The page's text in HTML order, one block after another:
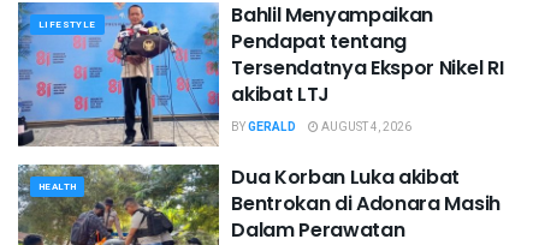
LIFESTYLE
Bahlil Menyampaikan
Pendapat tentang
Tersendatnya Ekspor Nikel RI
akibat LTJ
BYGERALD AUGUST 4, 2026
HEALTH
Dua Korban Luka akibat
Bentrokan di Adonara Masih
Dalam Perawatan